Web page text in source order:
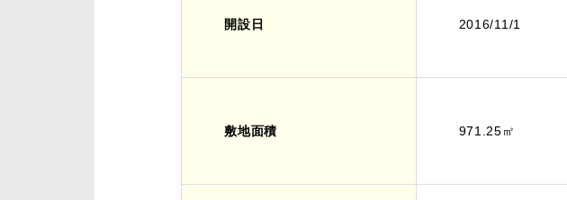
開設日 2016/11/1
敷地面積 971.25㎡